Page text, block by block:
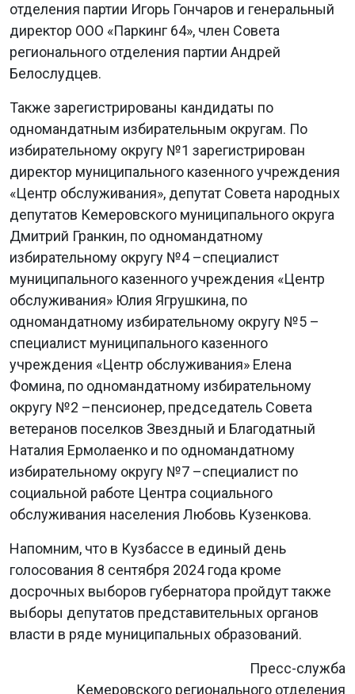
отделения партии Игорь Гончаров и генеральный
директор ООО «Паркинг 64», член Совета
регионального отделения партии Андрей
Белослудцев.
Также зарегистрированы кандидаты по
одномандатным избирательным округам. По
избирательному округу №1 зарегистрирован
директор муниципального казенного учреждения
«Центр обслуживания», депутат Совета народных
депутатов Кемеровского муниципального округа
Дмитрий Гранкин, по одномандатному
избирательному округу №4 –специалист
муниципального казенного учреждения «Центр
обслуживания» Юлия Ягрушкина, по
одномандатному избирательному округу №5 –
специалист муниципального казенного
учреждения «Центр обслуживания» Елена
Фомина, по одномандатному избирательному
округу №2 –пенсионер, председатель Совета
ветеранов поселков Звездный и Благодатный
Наталия Ермолаенко и по одномандатному
избирательному округу №7 –специалист по
социальной работе Центра социального
обслуживания населения Любовь Кузенкова.
Напомним, что в Кузбассе в единый день
голосования 8 сентября 2024 года кроме
досрочных выборов губернатора пройдут также
выборы депутатов представительных органов
власти в ряде муниципальных образований.
Пресс-служба
Кемеровского регионального отделения